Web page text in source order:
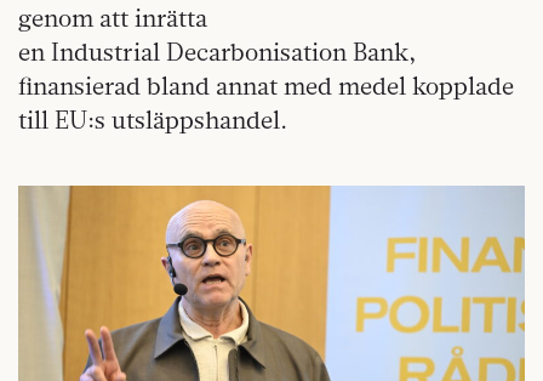
genom att inrätta
en Industrial Decarbonisation Bank,
finansierad bland annat med medel kopplade
till EU:s utsläppshandel.